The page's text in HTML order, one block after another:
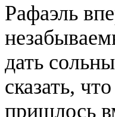
Рафаэль
дать
сказать,
пришлось